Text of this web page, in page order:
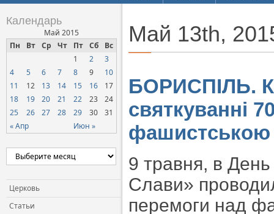
Межконфессиональные
отношения
Официальная хроника
Расколы, ереси, секты
СОЦИАЛЬНОЕ
СЛУЖЕНИЕ
Церковь и общество
Церковь и СМИ
История
Календарь
Май 2015
Пн
Вт Ср Чт Пт Сб Вс
« Апр Июн »
1 2
3
4
5 6 7 8 9
10
11
12 13 14 15 16
17
18
19 20 21 22 23
24
25
26 27 28 29 30 31
Церковь
Статьи
Май 13th,
БОРИСПІЛЬ.
святкуванні
фашистською
9 травня, в
Слави»
перемоги над